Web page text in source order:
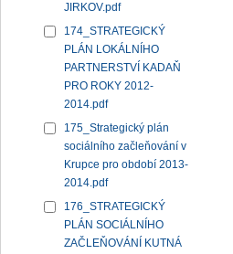
JIRKOV.pdf
174_STRATEGICKÝ
PLÁN LOKÁLNÍHO
PARTNERSTVÍ KADAŇ
PRO ROKY 2012-
2014.pdf
175_Strategický plán
sociálního začleňování v
Krupce pro období 2013-
2014.pdf
176_STRATEGICKÝ
PLÁN SOCIÁLNÍHO
ZAČLEŇOVÁNÍ KUTNÁ